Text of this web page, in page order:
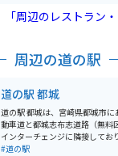
「周辺のレストラン
周辺の道の駅
道の駅 都城
道の駅 都城は、宮崎県都城市に
動車道と都城志布志道路（無料
インターチェンジに隣接してお
周辺には、都城島津家の居城跡
#道の駅